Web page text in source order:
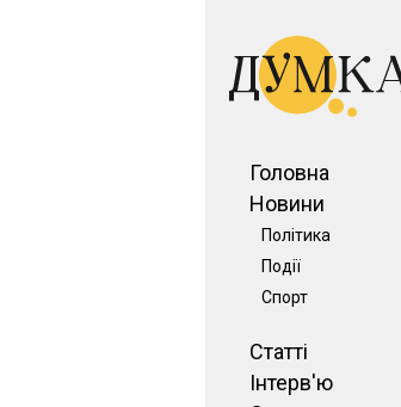
Головна
Новини
Політика
Події
Спорт
Статті
Інтерв'ю